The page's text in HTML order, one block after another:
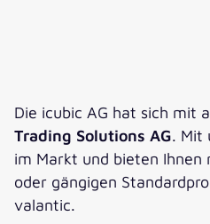
Die icubic AG hat sich mit
Trading Solutions AG. Mit
im Markt und bieten Ihnen
oder gängigen
valantic.